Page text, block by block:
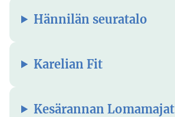
Hännilän seuratalo
Karelian Fit
Kesärannan Lomamajat